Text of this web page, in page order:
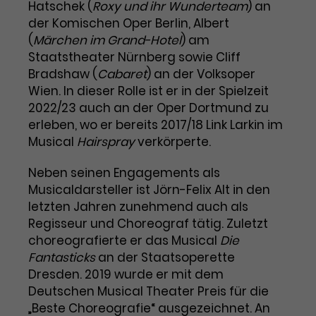
Benutzer*in wiedererkannt werden,
und es wird Zugang zu
geschützten Bereichen gewährt.
Name cookie_optin
Anbieter TYPO3
Zweck
Enthält die gewählten Tracking-
Optin-Einstellungen.
Laufzeit 2 Jahre
Zweck
Dieses Cookie wird von Google
Analytics installiert. Das Cookie
wird verwendet, um
Besucher*innen-, Sitzungs- und
Kampagnendaten zu berechnen
und die Nutzung der Website für
den Analysebericht der Website zu
verfolgen. Die Cookies speichern
Informationen anonym und weisen
eine zufallsgenerierte Nummer zu,
um Besuche zu erkennen.
Name _gid
Anbieter Google Analytics
Marketing
Diese Gruppe beinhaltet alle Scripte, die es uns
ermöglichen die Leistung unserer
Werbekampagnen zu analysieren und
Conversions zu messen. Außerdem helfen sie
uns dabei Werbeanzeigen und Inhalte besser auf
die Interessen unserer Nutzer abzustimmen.
Name
_gcl_au
Anbieter Google Ads
Laufzeit 3 Monate
Zweck
Wird von Google verwendet, um
die Effizienz von Werbeanzeigen zu
messen und Conversions zu
speichern. Dieses Cookie hilft dabei
nachzuvollziehen, ob Nutzer über
Google-Anzeigen auf unsere
Website gelangt sind.
Cookie-Informationen
Hatschek (Roxy und ihr Wunderteam) an
der Komischen Oper Berlin, Albert
(Märchen im Grand-Hotel) am
Staatstheater Nürnberg sowie Cliff
Bradshaw (Cabaret) an der Volksoper
Wien. In dieser Rolle ist er in der Spielzeit
2022/23 auch an der Oper Dortmund zu
erleben, wo er bereits 2017/18 Link Larkin im
Musical Hairsprayverkörperte.
Neben seinen Engagements als
Musicaldarsteller ist Jörn-Felix Alt in den
letzten Jahren zunehmend auch als
Regisseur und Choreograf tätig. Zuletzt
choreografierte er das Musical Die
Fantasticksan der Staatsoperette
Dresden. 2019 wurde er mit dem
Deutschen Musical Theater Preis für die
„Beste Choreografie“ ausgezeichnet. An